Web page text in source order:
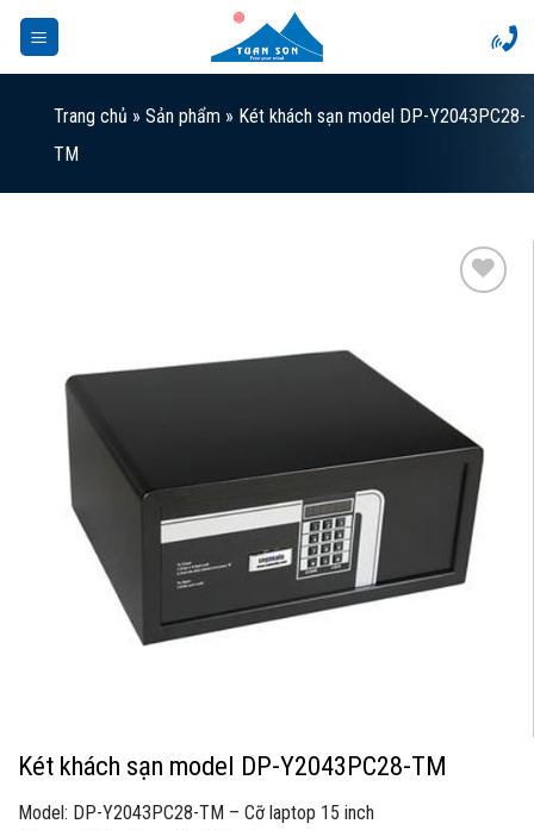
Skip
content
Trang chủ » Sản phẩm » Két khách sạn model DP-Y2043PC28-
TM
Két khách sạn model DP-Y2043PC28-TM
Model: DP-Y2043PC28-TM – Cỡ laptop 15 inch